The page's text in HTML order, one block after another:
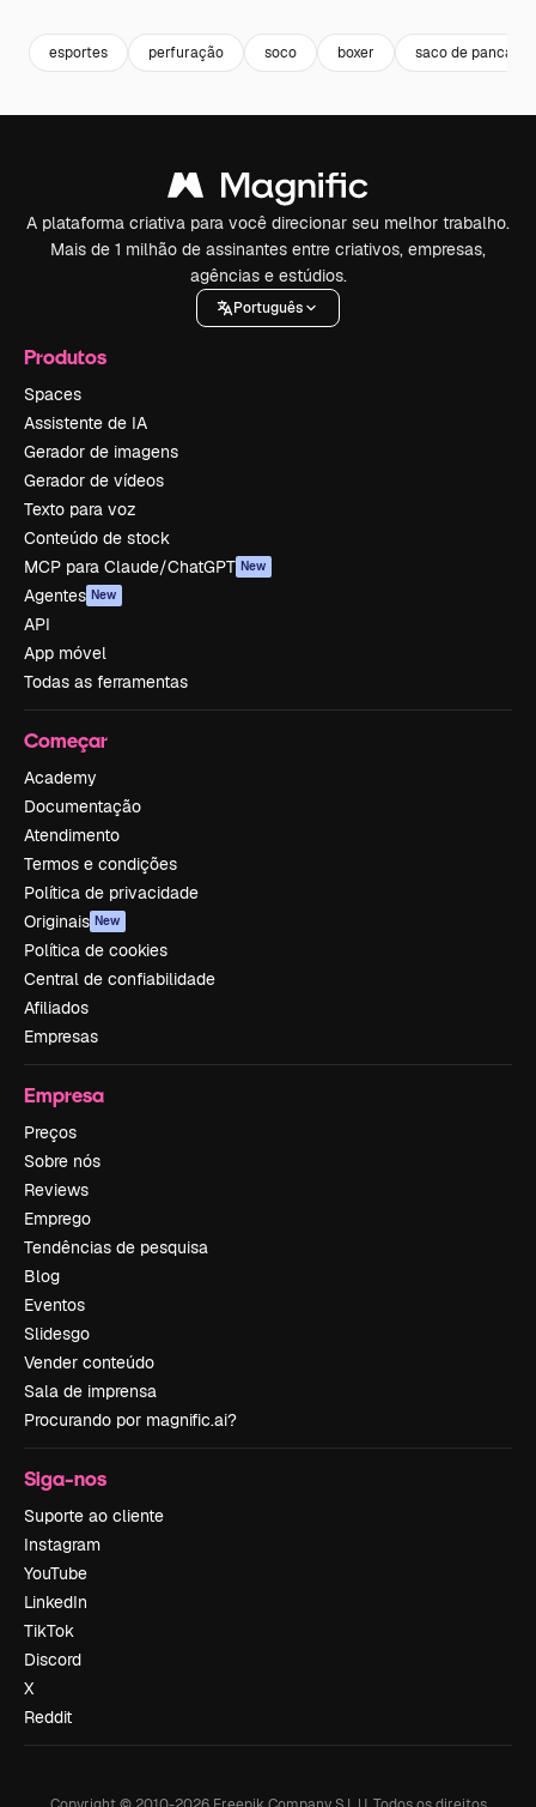
esportes perfuração soco boxer saco de pancadas
A plataforma criativa para você direcionar seu melhor trabalho.
Mais de 1 milhão de assinantes entre criativos, empresas,
agências e estúdios.
Português
Produtos
Spaces
Assistente de IA
Gerador de imagens
Gerador de vídeos
Texto para voz
Conteúdo de stock
MCP para Claude/ChatGPT New
Agentes New
API
App móvel
Todas as ferramentas
Começar
Academy
Documentação
Atendimento
Termos e condições
Política de privacidade
Originais New
Política de cookies
Central de confiabilidade
Afiliados
Empresas
Empresa
Preços
Sobre nós
Reviews
Emprego
Tendências de pesquisa
Blog
Eventos
Slidesgo
Vender conteúdo
Sala de imprensa
Procurando por magnific.ai?
Siga-nos
Suporte ao cliente
Instagram
YouTube
LinkedIn
TikTok
Discord
X
Reddit